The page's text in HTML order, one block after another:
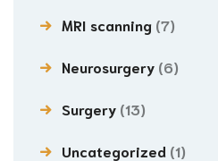
MRI scanning (7)
Neurosurgery (6)
Surgery (13)
Uncategorized (1)